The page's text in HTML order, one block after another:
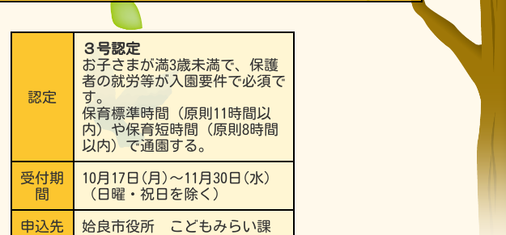
認定
３号認定
お子さまが満3歳未満で、保護
者の就労等が入園要件で必須で
す。
保育標準時間（原則11時間以
内）や保育短時間（原則8時間
以内）で通園する。
受付期
間
10月17日(月)～11月30日(水)
（日曜・祝日を除く）
申込先 姶良市役所 こどもみらい課